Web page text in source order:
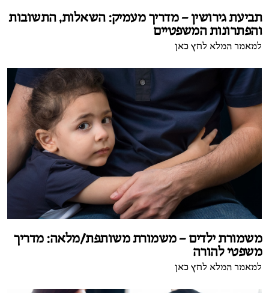
תביעת גירושין – מדריך מעמיק: השאלות, התשובות
והפתרונות המשפטיים
למאמר המלא לחץ כאן
משמורת ילדים – משמורת משותפת/מלאה: מדריך
משפטי להורה
למאמר המלא לחץ כאן